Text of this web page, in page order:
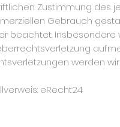
Zustimmung des
Gebrauch
beachtet. Insbesondere
werden
eRecht24